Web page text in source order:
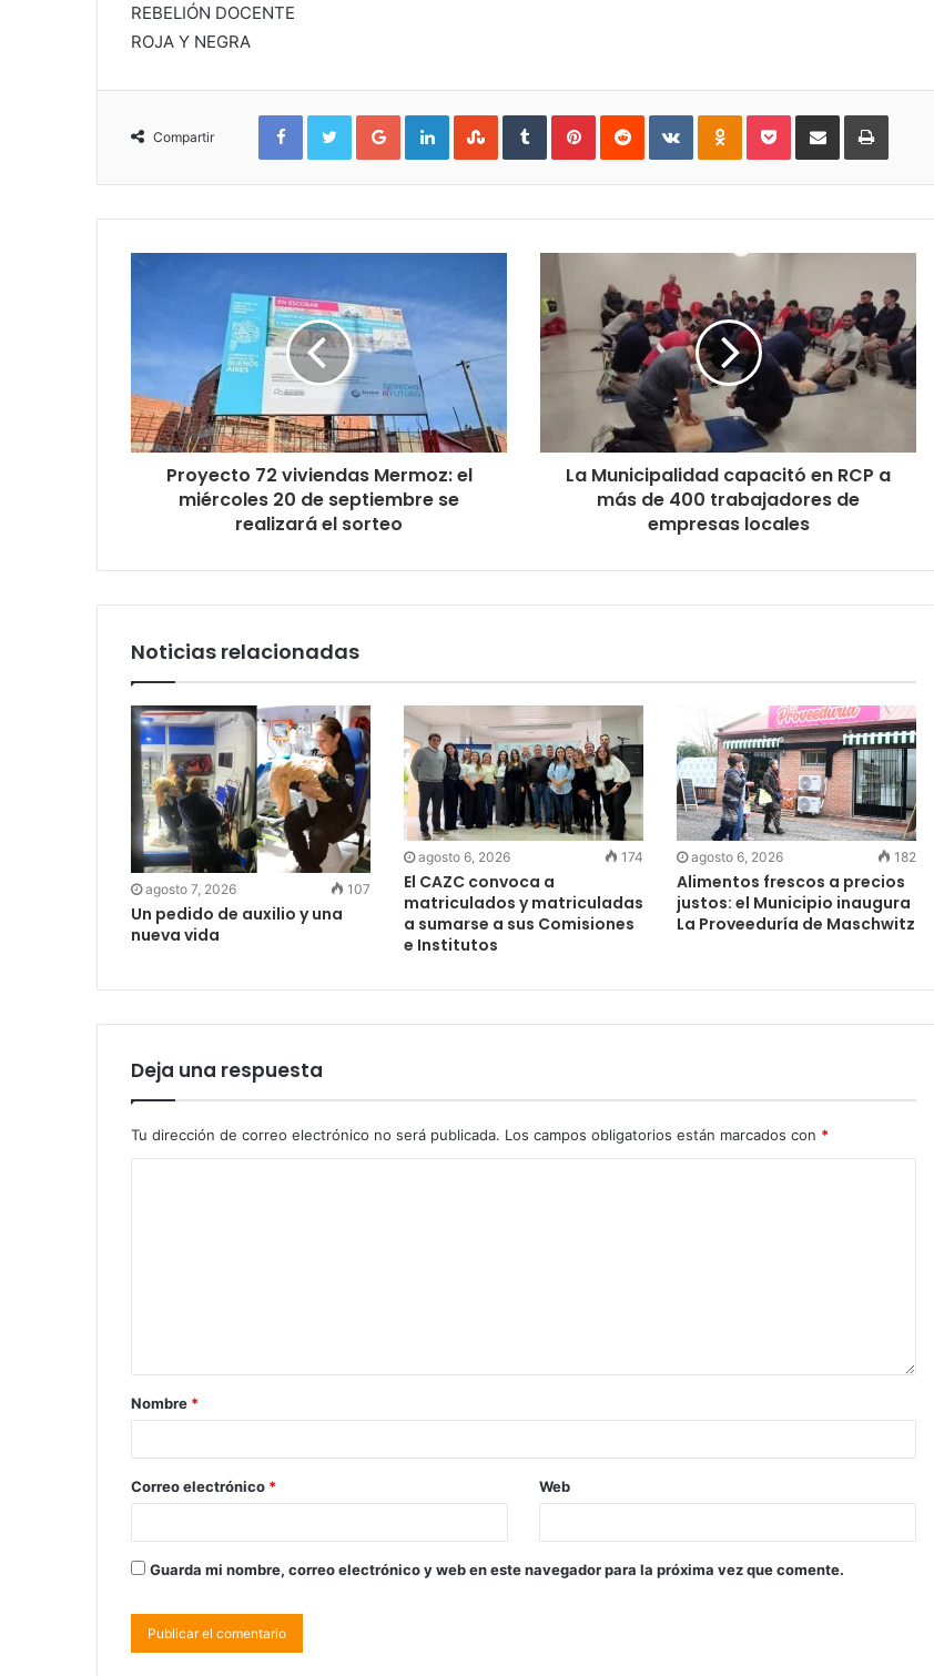
REBELIÓN DOCENTE
ROJA Y NEGRA
Compartir
FacebookTwitterGoogle+LinkedInStumbleUpon
TumblrPinterestReddit VKontakteOdnoklassniki
PocketCompartirImprimir
Proyecto 72 viviendas Mermoz: el
miércoles 20 de septiembre se
realizará el sorteo
La Municipalidad capacitó en RCP a
más de 400 trabajadores de
empresas locales
Noticias relacionadas
agosto 7, 2026 107
Un pedido de auxilio y una
nueva vida
agosto 6, 2026 174
El CAZC convoca a
matriculados y matriculadas
a sumarse a sus Comisiones
e Institutos
agosto 6, 2026 182
Alimentos frescos a precios
justos: el Municipio inaugura
La Proveeduría de Maschwitz
Deja una respuesta
Tu dirección de correo electrónico no será publicada. Los campos obligatorios están marcados con *
Nombre *
Correo electrónico * Web
Guarda mi nombre, correo electrónico y web en este navegador para la próxima vez que comente.